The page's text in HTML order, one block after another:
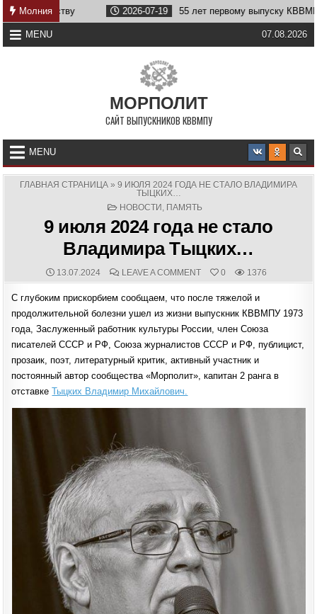
Skip
to
content
Молния 2026-07-19 55 лет первому выпуску КВВМПУ
MENU 07.08.2026
МОРПОЛИТ
САЙТ ВЫПУСКНИКОВ КВВМПУ
MENU
ГЛАВНАЯ СТРАНИЦА » 9 ИЮЛЯ 2024 ГОДА НЕ СТАЛО ВЛАДИМИРА
ТЫЦКИХ…
POSTED
НОВОСТИ , ПАМЯТЬ
9 июля 2024 года не стало
Владимира Тыцких…
PUBLISHED
DATE:
13.07.2024 COMMENTS:
LEAVE A COMMENTON
9
2024
НЕ
ВЛАДИМИРА
ТЫЦКИХ…
0 1376
С глубоким прискорбием сообщаем, что после тяжелой и
продолжительной болезни ушел из жизни выпускник КВВМПУ 1973
года, Заслуженный работник культуры России, член Союза
писателей СССР и РФ, Союза журналистов СССР и РФ, публицист,
прозаик, поэт, литературный критик, активный участник и
постоянный автор сообщества «Морполит», капитан 2 ранга в
отставкеТыцких Владимир Михайлович.